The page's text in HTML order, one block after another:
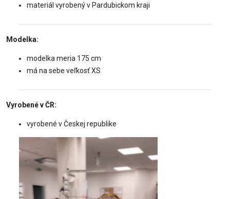
materiál vyrobený v Pardubickom kraji
Modelka:
modelka meria 175 cm
má na sebe veľkosť XS
Vyrobené v ČR:
vyrobené v Českej republike